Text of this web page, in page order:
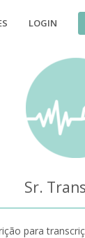
LOGIN
Sr.
para